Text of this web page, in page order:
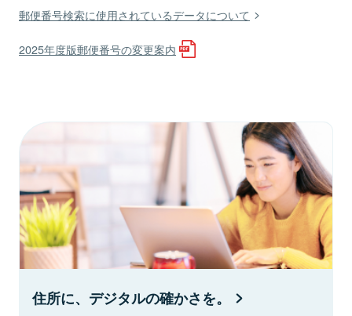
郵便番号検索に使用されているデータについて
2025年度版郵便番号の変更案内
住所に、デジタルの確かさを。